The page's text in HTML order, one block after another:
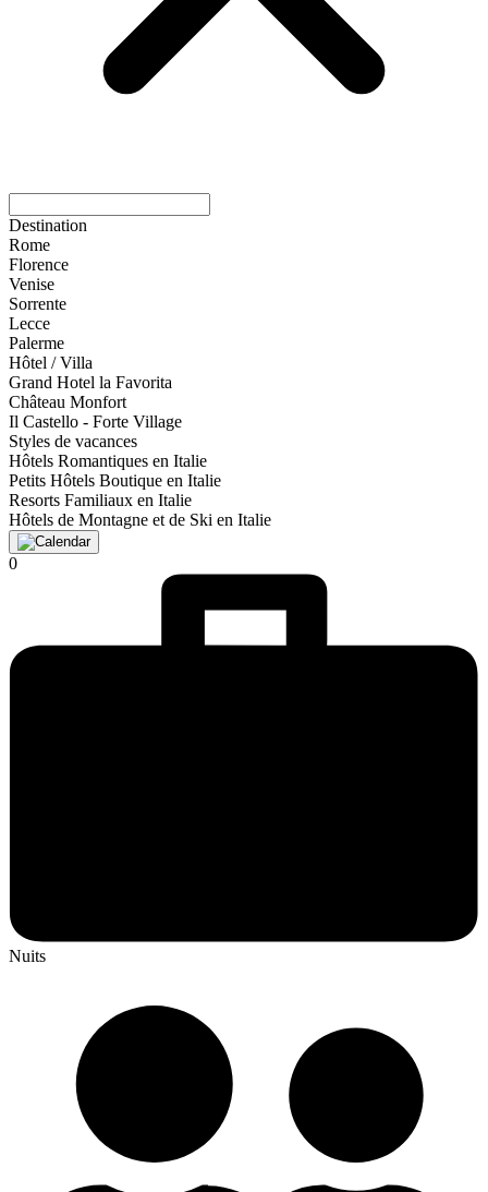
Destination
Rome
Florence
Venise
Sorrente
Lecce
Palerme
Hôtel / Villa
Grand Hotel la Favorita
Château Monfort
Il Castello - Forte Village
Styles de vacances
Hôtels Romantiques en Italie
Petits Hôtels Boutique en Italie
Resorts Familiaux en Italie
Hôtels de Montagne et de Ski en Italie
0
Nuits